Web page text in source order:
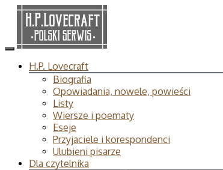
H.P. Lovecraft
Biografia
Opowiadania, nowele, powieści
Listy
Wiersze i poematy
Eseje
Przyjaciele i korespondenci
Ulubieni pisarze
Dla czytelnika